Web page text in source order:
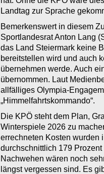
Landtag zur Sprache
Bemerkenswert in diesem
Sportlandesrat Anton Lang
das Land Steiermark keine
bereitstellen wird und auch
übernehmen werde. Auch
übernommen. Laut
allfälliges Olympia-
„Himmelfahrtskommando“.
Die KPÖ steht dem Plan,
Winterspiele 2026 zu
errechneten Kosten wurden
durchschnittlich 179
Nachwehen wären noch
längst vergessen sind. Es